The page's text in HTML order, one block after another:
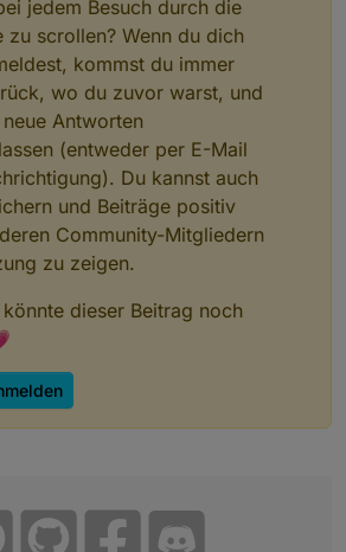
jedem Besuch durch die
zu scrollen? Wenn du dich
kommst du immer
wo du zuvor warst, und
Antworten
(entweder per E-Mail
Du kannst auch
und Beiträge positiv
Community-Mitgliedern
zu zeigen.
dieser Beitrag noch